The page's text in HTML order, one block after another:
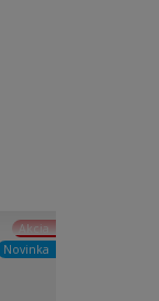
Akcia
Novinka